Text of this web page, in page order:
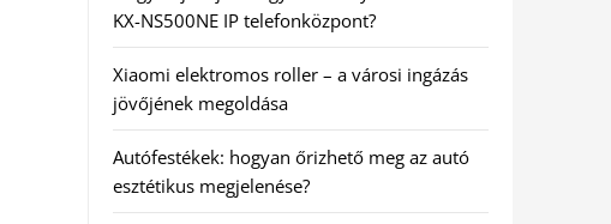
KX-NS500NE IP telefonközpont?
Xiaomi elektromos roller – a városi ingázás
jövőjének megoldása
Autófestékek: hogyan őrizhető meg az autó
esztétikus megjelenése?